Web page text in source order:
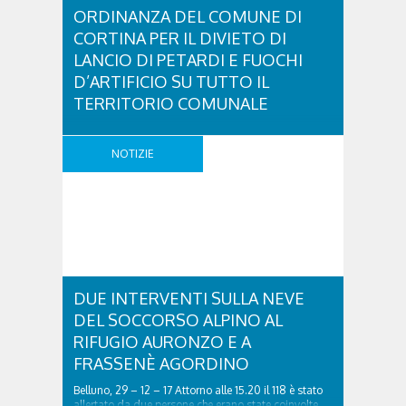
ORDINANZA DEL COMUNE DI
CORTINA PER IL DIVIETO DI
LANCIO DI PETARDI E FUOCHI
D’ARTIFICIO SU TUTTO IL
TERRITORIO COMUNALE
territorio comunale was last modified: Dicembre
30th, 2017 by Redazione Radio Cortina
NOTIZIE
DUE INTERVENTI SULLA NEVE
DEL SOCCORSO ALPINO AL
RIFUGIO AURONZO E A
FRASSENÈ AGORDINO
Belluno, 29 – 12 – 17 Attorno alle 15.20 il 118 è stato